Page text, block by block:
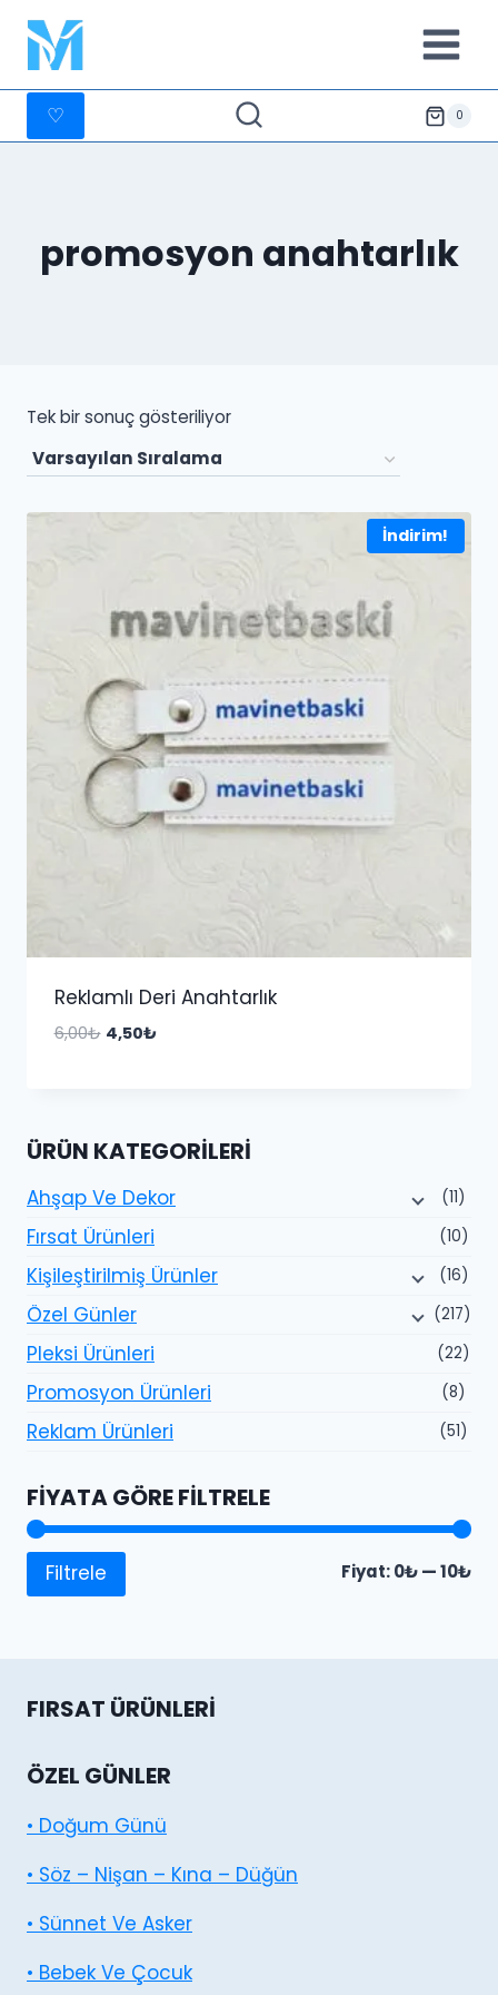
İçeriğe
geç
♡ 0
promosyon anahtarlık
Tek bir sonuç gösteriliyor
İndirim!
Reklamlı Deri Anahtarlık
6,00₺ Orijinal
4,50₺Şu
ÜRÜN KATEGORILERI
Ahşap Ve Dekor (11)
Fırsat Ürünleri (10)
Kişileştirilmiş Ürünler (16)
Özel Günler (217)
Pleksi Ürünleri (22)
Promosyon Ürünleri (8)
Reklam Ürünleri (51)
FIYATA GÖRE FILTRELE
En
En
Filtrele Fiyat:0₺—10₺
FIRSAT ÜRÜNLERI
ÖZEL GÜNLER
• Doğum Günü
• Söz – Nişan – Kına – Düğün
• Sünnet Ve Asker
• Bebek Ve Çocuk